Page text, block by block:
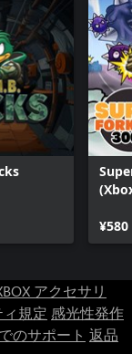
¥580
アクセサリ
規定 感光性発作
のサポート 返品